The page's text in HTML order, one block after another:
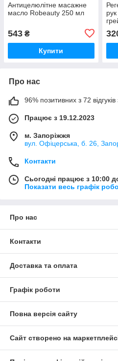
Антицелюлітне масажне
масло Robeauty 250 мл
543 ₴
Купити
Про нас
96% позитивних з 72 відгуків
Працює з 19.12.2023
м. Запоріжжя
вул. Офіцерська, б. 26,
Контакти
Сьогодні працює з 10:00
Показати весь графік
Про нас
Контакти
Доставка та оплата
Графік роботи
Повна версія сайту
Сайт створено на